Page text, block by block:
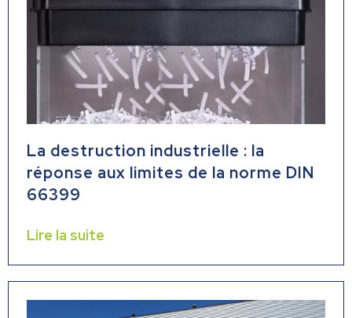
La destruction industrielle : la
réponse aux limites de la norme DIN
66399
Lire la suite